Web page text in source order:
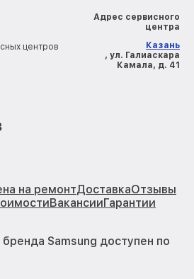
центров
Адрес сервисного
центра
Казань
, ул. Галиаскара
Камала, д. 41
на ремонтДоставкаОтзывы
ВакансииГарантии
Samsung доступен по